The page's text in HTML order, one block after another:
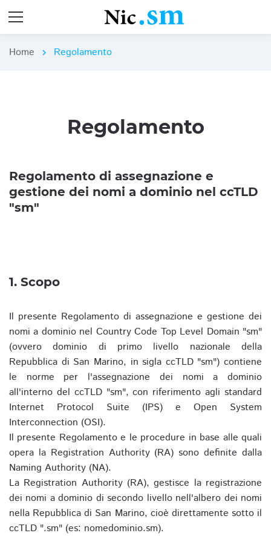
Home chevron_right Regolamento
Regolamento
Regolamento di assegnazione e
gestione dei nomi a dominio nel ccTLD
"sm"
1. Scopo
Il presente Regolamento di assegnazione e gestione dei
nomi a dominio nel Country Code Top Level Domain "sm"
(ovvero dominio di primo livello nazionale della
Repubblica di San Marino, in sigla ccTLD "sm") contiene
le norme per l'assegnazione dei nomi a dominio
all'interno del ccTLD "sm", con riferimento agli standard
Internet Protocol Suite (IPS) e Open System
Interconnection (OSI).
Il presente Regolamento e le procedure in base alle quali
opera la Registration Authority (RA) sono definite dalla
Naming Authority (NA).
La Registration Authority (RA), gestisce la registrazione
dei nomi a dominio di secondo livello nell'albero dei nomi
nella Repubblica di San Marino, cioè direttamente sotto il
ccTLD ".sm" (es: nomedominio.sm).